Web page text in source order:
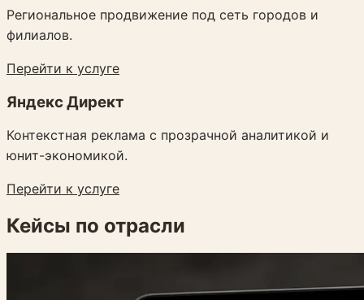
Региональное продвижение под сеть городов и
филиалов.
Перейти к услуге
Яндекс Директ
Контекстная реклама с прозрачной аналитикой и
юнит-экономикой.
Перейти к услуге
Кейсы по отрасли